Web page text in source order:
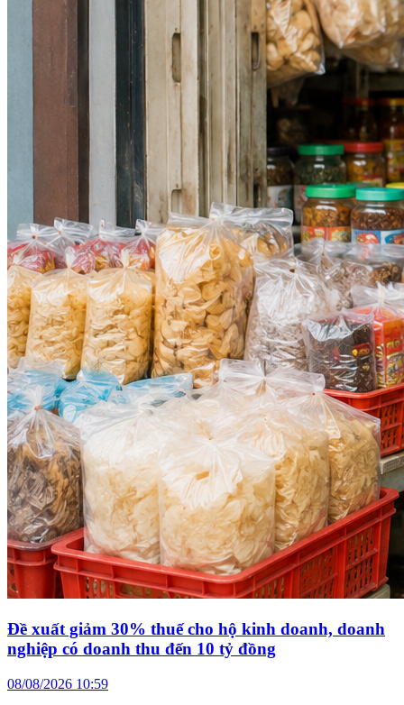
Đề xuất giảm 30% thuế cho hộ kinh doanh, doanh
nghiệp có doanh thu đến 10 tỷ đồng
08/08/2026 10:59